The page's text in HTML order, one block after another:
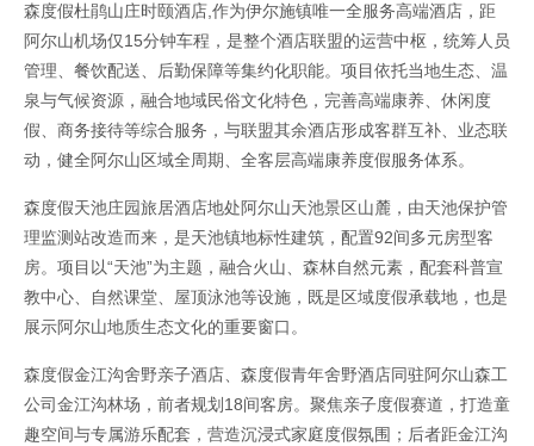
森度假杜鹃山庄时颐酒店,作为伊尔施镇唯一全服务高端酒店，距
阿尔山机场仅15分钟车程，是整个酒店联盟的运营中枢，统筹人员
管理、餐饮配送、后勤保障等集约化职能。项目依托当地生态、温
泉与气候资源，融合地域民俗文化特色，完善高端康养、休闲度
假、商务接待等综合服务，与联盟其余酒店形成客群互补、业态联
动，健全阿尔山区域全周期、全客层高端康养度假服务体系。
森度假天池庄园旅居酒店地处阿尔山天池景区山麓，由天池保护管
理监测站改造而来，是天池镇地标性建筑，配置92间多元房型客
房。项目以“天池”为主题，融合火山、森林自然元素，配套科普宣
教中心、自然课堂、屋顶泳池等设施，既是区域度假承载地，也是
展示阿尔山地质生态文化的重要窗口。
森度假金江沟舍野亲子酒店、森度假青年舍野酒店同驻阿尔山森工
公司金江沟林场，前者规划18间客房。聚焦亲子度假赛道，打造童
趣空间与专属游乐配套，营造沉浸式家庭度假氛围；后者距金江沟